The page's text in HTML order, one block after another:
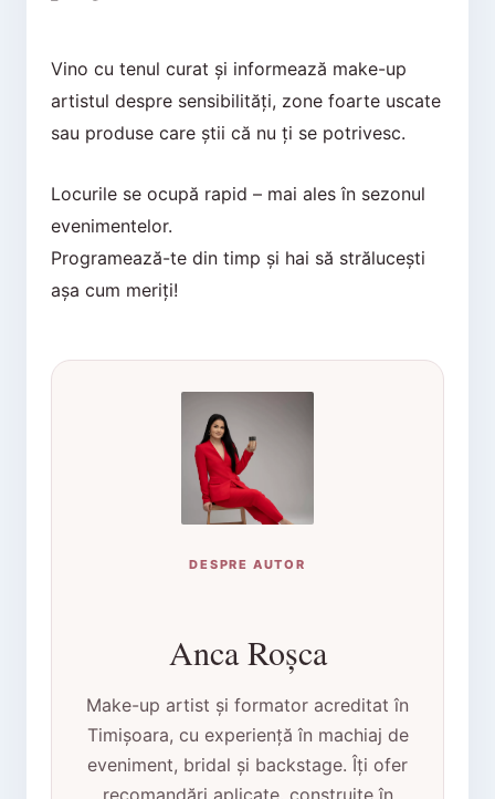
Vino cu tenul curat și informează make-up
artistul despre sensibilități, zone foarte uscate
sau produse care știi că nu ți se potrivesc.
Locurile se ocupă rapid – mai ales în sezonul
evenimentelor.
Programează-te din timp și hai să strălucești
așa cum meriți!
DESPRE AUTOR
Anca Roșca
Make-up artist și formator acreditat în
Timișoara, cu experiență în machiaj de
eveniment, bridal și backstage. Îți ofer
recomandări aplicate, construite în